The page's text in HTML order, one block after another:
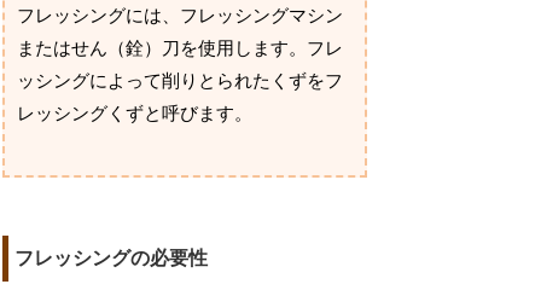
フレッシングには、フレッシングマシン
またはせん（銓）刀を使用します。フレ
ッシングによって削りとられたくずをフ
レッシングくずと呼びます。
フレッシングの必要性